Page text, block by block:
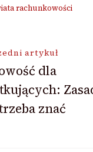
rachunkowości
artykuł
dla
znać